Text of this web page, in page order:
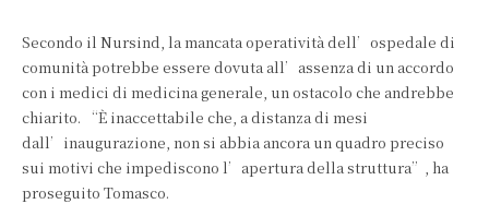
Secondo il Nursind, la mancata operatività dell’ospedale di
comunità potrebbe essere dovuta all’assenza di un accordo
con i medici di medicina generale, un ostacolo che andrebbe
chiarito. “È inaccettabile che, a distanza di mesi
dall’inaugurazione, non si abbia ancora un quadro preciso
sui motivi che impediscono l’apertura della struttura”, ha
proseguito Tomasco.